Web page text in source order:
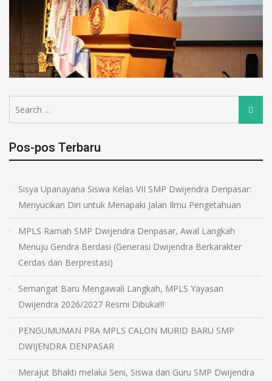
Pos-pos Terbaru
Sisya Upanayana Siswa Kelas VII SMP Dwijendra Denpasar:
Menyucikan Diri untuk Menapaki Jalan Ilmu Pengetahuan
MPLS Ramah SMP Dwijendra Denpasar, Awal Langkah
Menuju Gendra Berdasi (Generasi Dwijendra Berkarakter
Cerdas dan Berprestasi)
Semangat Baru Mengawali Langkah, MPLS Yayasan
Dwijendra 2026/2027 Resmi Dibuka!!!
PENGUMUMAN PRA MPLS CALON MURID BARU SMP
DWIJENDRA DENPASAR
Merajut Bhakti melalui Seni, Siswa dan Guru SMP Dwijendra